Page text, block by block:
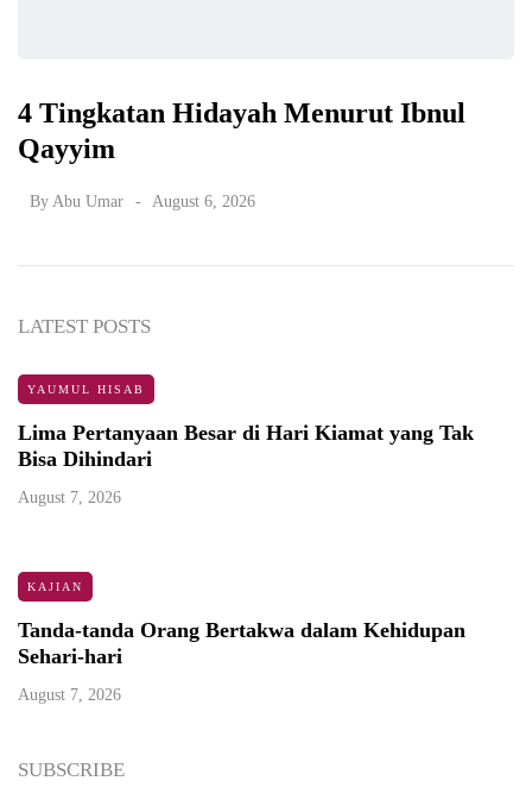
4 Tingkatan Hidayah Menurut Ibnul
Qayyim
By Abu Umar August 6, 2026
LATEST POSTS
YAUMUL HISAB
Lima Pertanyaan Besar di Hari Kiamat yang Tak
Bisa Dihindari
August 7, 2026
KAJIAN
Tanda-tanda Orang Bertakwa dalam Kehidupan
Sehari-hari
August 7, 2026
SUBSCRIBE